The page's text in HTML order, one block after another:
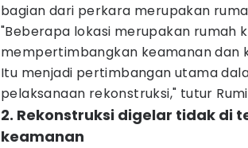
bagian dari perkara merupakan
"Beberapa lokasi merupakan rumah
mempertimbangkan keamanan dan
Itu menjadi pertimbangan utama
pelaksanaan rekonstruksi," tutur
2. Rekonstruksi digelar tidak di
keamanan